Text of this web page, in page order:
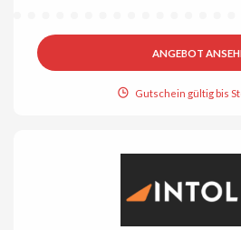
ANGEBOT
Gutschein gültig bis